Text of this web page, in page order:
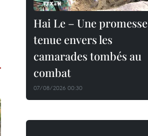
Hai Le – Une promesse
tenue envers les
camarades tombés au
combat
07/08/2026 00:30